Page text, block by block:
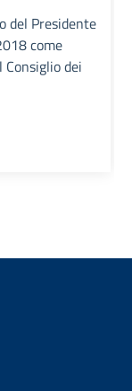
del Presidente
come
dei